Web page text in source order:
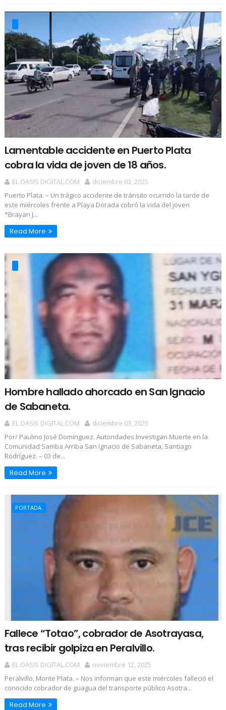
Lamentable accidente en Puerto Plata
cobra la vida de joven de 18 años.
EL OASIS DIGITAL.COM
diciembre 03, 2025
Puerto Plata. – Un trágico accidente de tránsito ocurrido la tarde de
este miércoles frente a Playa Dorada cobró la vida del joven
*Brayan J...
Read More
Hombre hallado ahorcado en San Ignacio
de Sabaneta.
EL OASIS DIGITAL.COM
diciembre 03, 2025
Por/ Paulino José Domínguez. Autoridades Investigan Muerte en la
Comunidad Samba Arriba San Ignacio de Sabaneta, Santiago
Rodríguez. – 03 de...
Read More
PORTADA.
Fallece “Totao”, cobrador de Asotrayasa,
tras recibir golpiza en Peralvillo.
EL OASIS DIGITAL.COM
noviembre 12, 2025
Peralvillo, Monte Plata. – Nos informan que este miércoles falleció el
conocido cobrador de guagua del transporte público Asotra...
Read More